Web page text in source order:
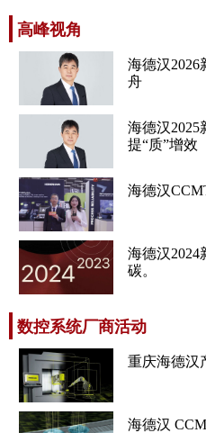
高峰视角
海德汉2026
舟
海德汉2025
提“质”增效
海德汉
海德汉
碳。
数控系统厂商活动
重庆海德汉
海德汉